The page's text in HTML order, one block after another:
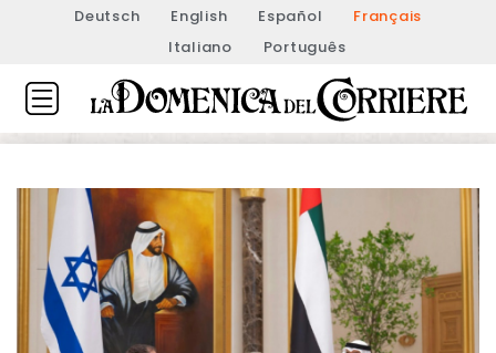
Deutsch English Español
Français
Italiano
Português